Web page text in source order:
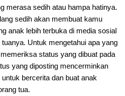
merasa sedih atau hampa hatinya.
sedih akan membuat kamu
anak lebih terbuka di media sosial
Untuk mengetahui apa yang
status yang dibuat pada
yang diposting mencerminkan
bercerita dan buat anak
tua.